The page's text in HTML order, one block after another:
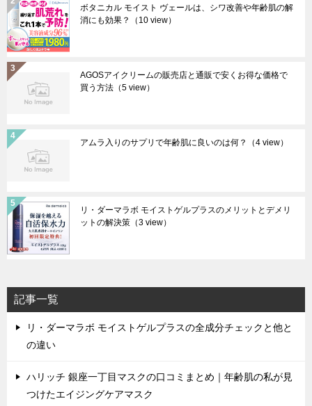
ボタニカル モイスト ヴェールは、シワ改善や年齢肌の解
消にも効果？
（10 view）
AGOSアイクリームの販売店と通販で安くお得な価格で
買う方法 （5 view）
アムラ入りのサプリで年齢肌に良いのは何？ （4 view）
リ・ダーマラボ モイストゲルプラスのメリットとデメリ
ットの解決策 （3 view）
記事一覧
リ・ダーマラボ モイストゲルプラスの全成分チェックと他と
の違い
ハリッチ 銀座一丁目マスクの口コミまとめ｜年齢肌の私が見
つけたエイジングケアマスク